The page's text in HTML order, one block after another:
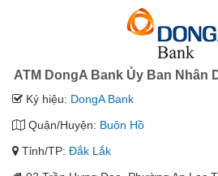
ATM DongA Bank Ủy Ban Nhân
Ký hiệu: DongA Bank
Quận/Huyện: Buôn Hồ
Tỉnh/TP: Đắk Lắk